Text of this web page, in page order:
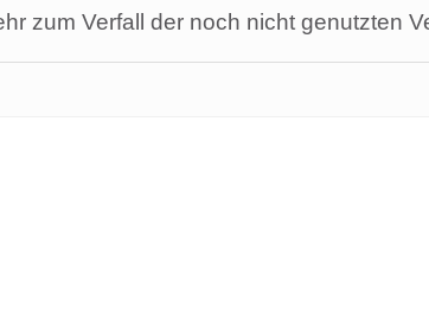
zum Verfall der noch nicht genutzten